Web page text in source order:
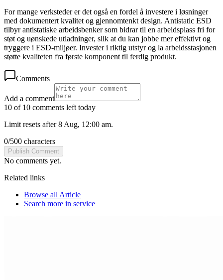
For mange verksteder er det også en fordel å investere i løsninger
med dokumentert kvalitet og gjennomtenkt design. Antistatic ESD
tilbyr antistatiske arbeidsbenker som bidrar til en arbeidsplass fri for
støt og uønskede utladninger, slik at du kan jobbe mer effektivt og
tryggere i ESD-miljøer. Invester i riktig utstyr og la arbeidsstasjonen
støtte kvaliteten fra første komponent til ferdig produkt.
Comments
Add a comment
10 of 10 comments left today
Limit resets after 8 Aug, 12:00 am.
0/500 characters
Publish Comment
No comments yet.
Related links
Browse all Article
Search more in service